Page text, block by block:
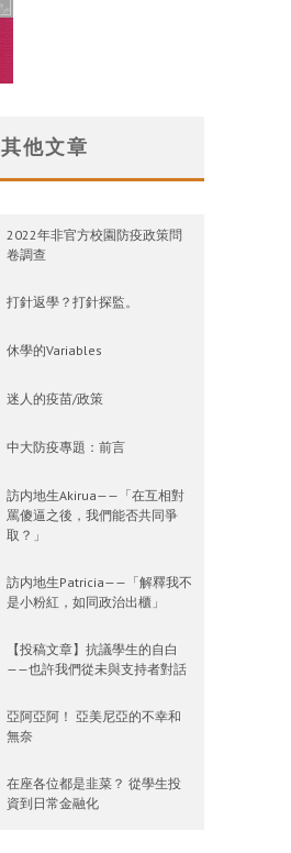
其他文章
2022年非官方校園防疫政策問
卷調查
打針返學？打針探監。
休學的Variables
迷人的疫苗/政策
中大防疫專題：前言
訪内地生Akirua——「在互相對
罵傻逼之後，我們能否共同爭
取？」
訪内地生Patricia——「解釋我不
是小粉紅，如同政治出櫃」
【投稿文章】抗議學生的自白
——也許我們從未與支持者對話
亞阿亞阿！ 亞美尼亞的不幸和
無奈
在座各位都是韭菜？ 從學生投
資到日常金融化